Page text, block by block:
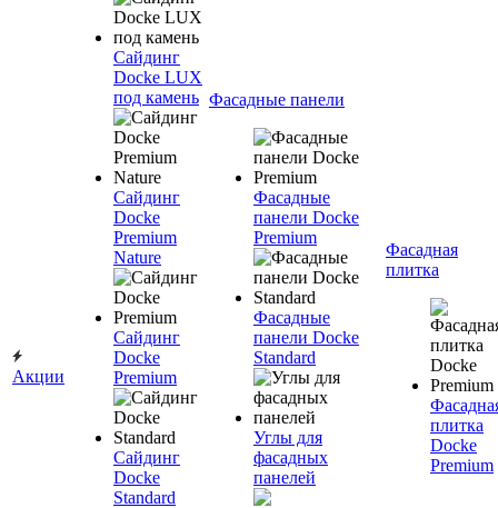
Акции
Сайдинг
Docke LUX
под камень
Сайдинг
Docke
Premium
Nature
Сайдинг
Docke
Premium
Сайдинг
Docke
Standard
Фасадные панели
Фасадные
панели Docke
Premium
Фасадные
панели Docke
Standard
Углы для
фасадных
панелей
Фасадная
плитка
плитка
Docke
Premium